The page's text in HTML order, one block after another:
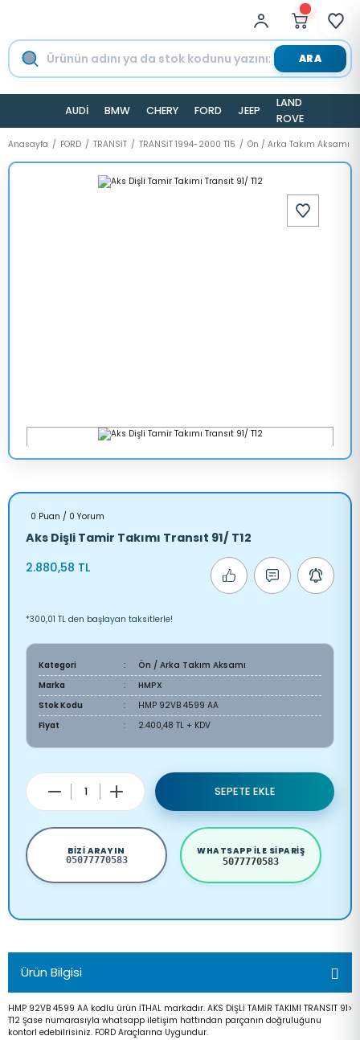
ARA
AUDİ BMW CHERY FORD JEEP
LAND
ROVER
Anasayfa FORD TRANSİT TRANSİT 1994-2000 T15 Ön / Arka Takım Aksamı
0 Puan / 0 Yorum
Aks Dişli Tamir Takımı Transıt 91/ T12
2.880,58 TL
*300,01 TL den başlayan taksitlerle!
Kategori
Ön / Arka Takım Aksamı
Marka
HMPX
Stok Kodu
HMP 92VB 4599 AA
Fiyat
2.400,48 TL + KDV
SEPETE EKLE
BIZI ARAYIN
05077770583
WHATSAPP ILE SIPARIŞ
5077770583
Ürün Bilgisi
HMP 92VB 4599 AA kodlu ürün İTHAL markadır. AKS DİŞLİ TAMİR TAKIMI TRANSIT 91>
T12 Şase numarasıyla whatsapp iletişim hattından parçanın doğruluğunu
kontorl edebilrisiniz. FORD Araçlarına Uygundur.